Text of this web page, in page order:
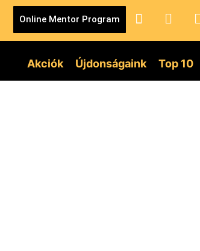
Online Mentor Program
Akciók Újdonságaink Top 10